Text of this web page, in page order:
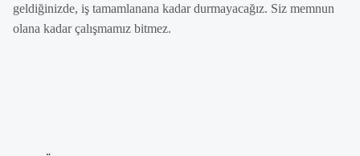
geldiğinizde, iş tamamlanana kadar durmayacağız. Siz memnun
olana kadar çalışmamız bitmez.